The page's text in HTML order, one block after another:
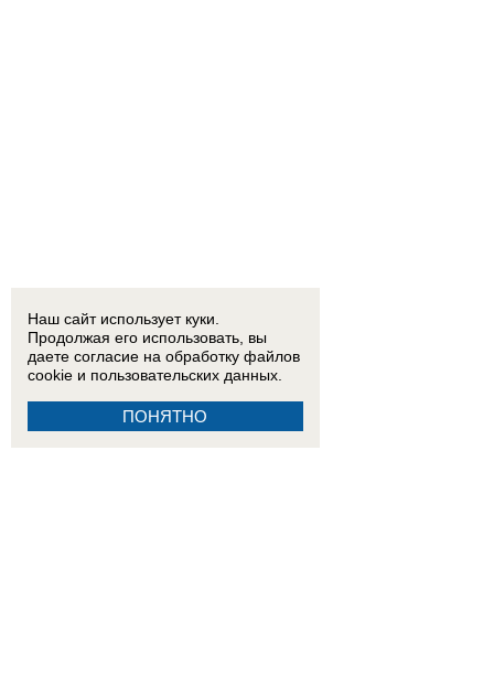
Наш сайт использует куки.
Продолжая его использовать, вы
даете согласие на обработку файлов
cookie и пользовательских данных.
ПОНЯТНО